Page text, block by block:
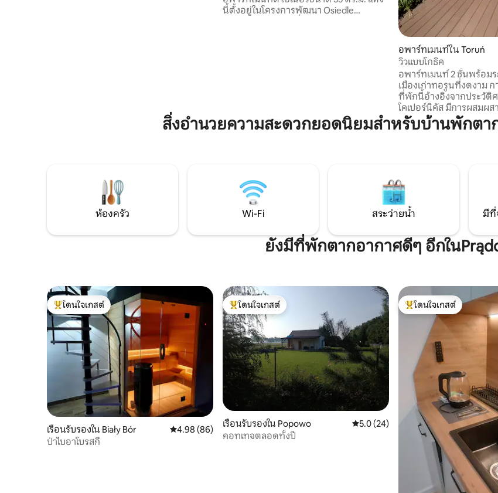
นี้ตั้งอยู่ในโครงการพัฒนา Osiedle
ระดับที่เหนือชั้น
อพาร์ทเมนท์ใน Toruń
วิวแบบโกธิค
อพาร์ทเมนท์ 2 ชั้นพร้อมร
เมืองเก่าทอรูนที่งดงาม การออกแบบของ
ที่พักนี้อ้างอิงจากประวัติ
โคเปอร์นิคัส มีการผสมผ
และความสง่างามกับลัก
กลาง แม้จะตั้งอยู่ใจกลาง
ดาดฟ้าเป็นสิ่งที่ไม่เหมือน
นท์นี้
สิ่งอำนวยความสะดวกยอดนิยมสำหรับบ้านพักตา
ห้องครัว Wi-Fi สระว่ายน้ำ มีที่
ยังมีที่พักตากอากาศดีๆ อีกใน
โดนใจเกสต์ที่สุด
โดนใจเกสต์
เรือนรับรองใน Biały Bór คะแนนเฉลี่ย 4.98 จาก 5, 86 รีวิว
4.98 (86)
ป่าไบอาโบรสกี
โดนใจเกสต์ที่สุด
โดนใจเกสต์
เรือนรับรองใน Popowo คะแนนเฉลี่ย 5.0 จาก 5, 24 รีวิว
5.0 (24)
คอทเทจตลอดทั้งปี
โดนใจเกสต์ที่สุด
โดนใจเกสต์